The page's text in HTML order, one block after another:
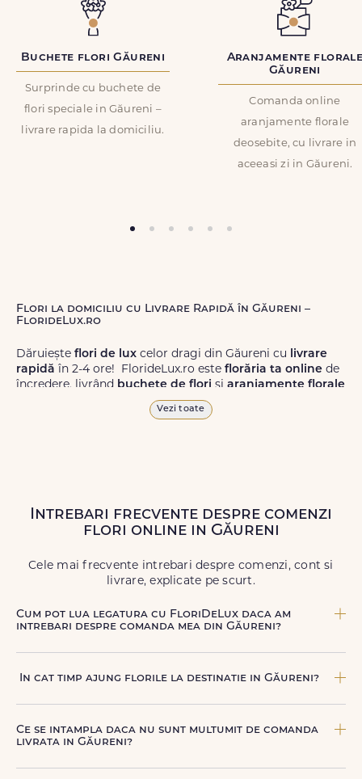
Buchete flori Găureni
Surprinde cu buchete de
flori speciale in Găureni –
livrare rapida la domiciliu.
Aranjamente
Găureni
Comanda online
aranjamente florale
deosebite, cu livrare in
aceeasi zi in Găureni.
Flori la domiciliu cu Livrare Rapidă în Găureni –
FlorideLux.ro
Dăruiește flori de lux celor dragi din Găureni cu livrare
rapidă în 2-4 ore! FlorideLux.ro este florăria ta online de
încredere, livrând buchete de flori și aranjamente florale
de calitate superioară în Găureni și în toată România.
Livrăm buchete de florichiar și în weekend, pentru ca tu
să poți adresa un gest frumos atunci când ai nevoie.
Vezi toate
Intrebari frecvente despre comenzi
flori online in Găureni
Cele mai frecvente intrebari despre comenzi, cont si
livrare, explicate pe scurt.
Cum pot lua legatura cu FloriDeLux daca am
intrebari despre comanda mea din Găureni?
pentru comenzile cu livrare in Găureni. Ne poti contacta
produse, telefonic la +40 722 394 904, prin chat-ul de pe
In cat timp ajung florile la destinatie in Găureni?
platii comenzii, in functie de intervalul de livrare aes.
Ce se intampla daca nu sunt multumit de comanda
livrata in Găureni?